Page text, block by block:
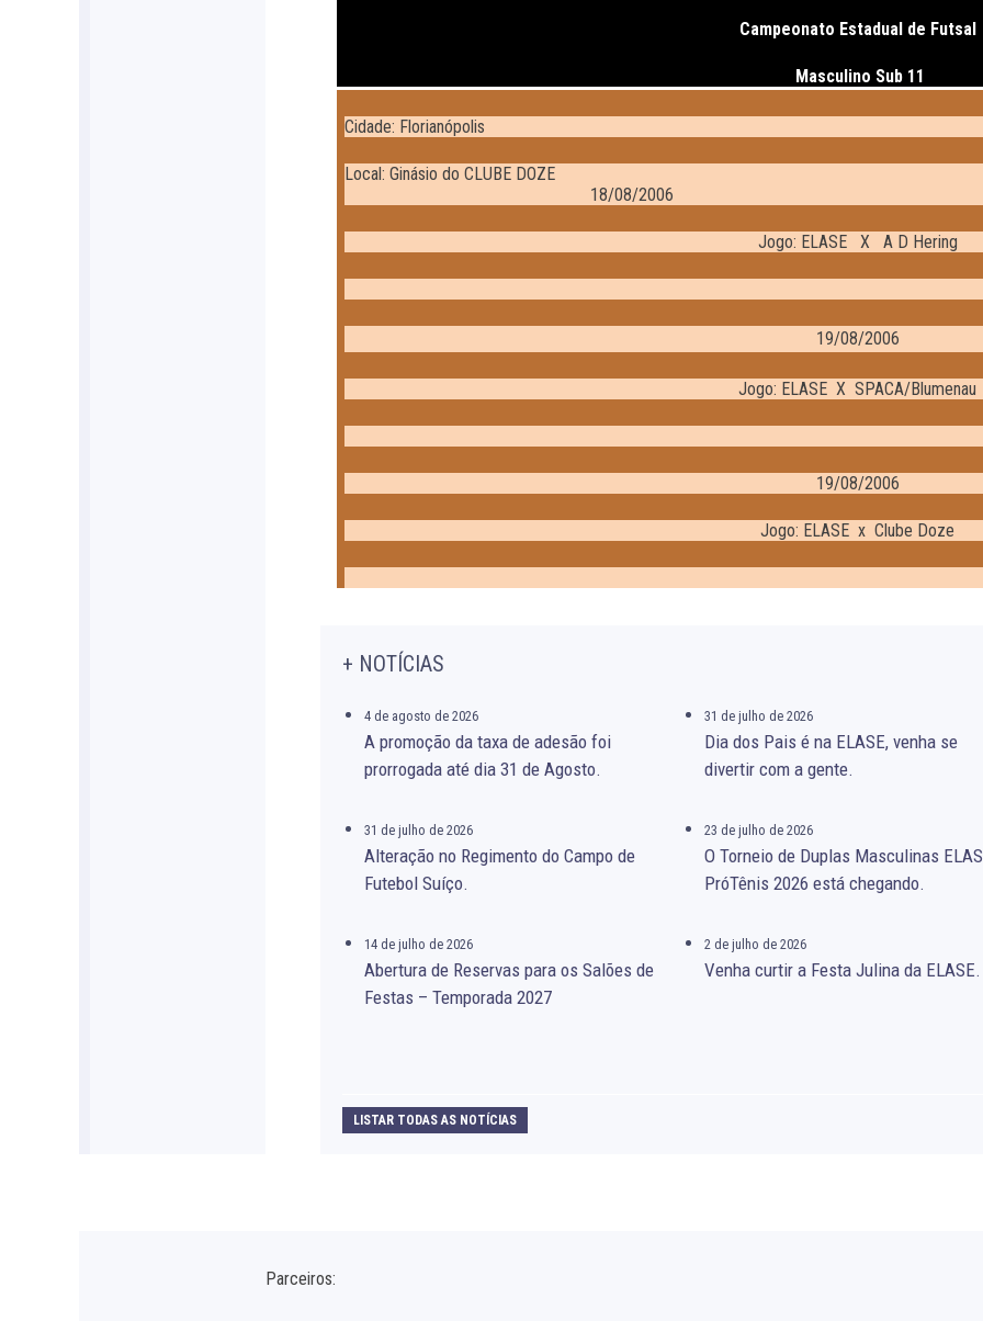
Campeonato Estadual de Futsal
Masculino Sub 11
Cidade: Florianópolis
Local: Ginásio do CLUBE DOZE
18/08/2006
Jogo: ELASE X A D Hering
19/08/2006
Jogo: ELASE X SPACA/Blumenau
19/08/2006
Jogo: ELASE x Clube Doze
+ NOTÍCIAS
4 de agosto de 2026
A promoção da taxa de adesão foi
prorrogada até dia 31 de Agosto.
31 de julho de 2026
Dia dos Pais é na ELASE, venha se
divertir com a gente.
31 de julho de 2026
Alteração no Regimento do Campo de
Futebol Suíço.
23 de julho de 2026
O Torneio de Duplas Masculinas
PróTênis 2026 está chegando.
14 de julho de 2026
Abertura de Reservas para os Salões de
Festas – Temporada 2027
2 de julho de 2026
Venha curtir a Festa Julina da ELASE.
LISTAR TODAS AS NOTÍCIAS
Parceiros: